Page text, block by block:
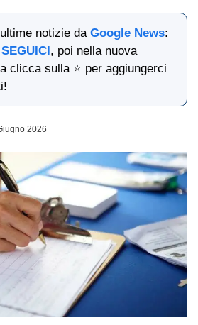
notizie daGoogle News:
SEGUICI, poi nella nuova
clicca sulla ⭐ per aggiungerci
2026